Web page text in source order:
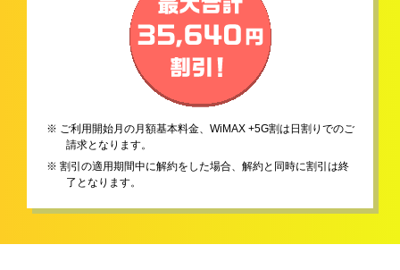
※ ご利用開始月の月額基本料金、WiMAX +5G割は日割りでのご
請求となります。
※ 割引の適用期間中に解約をした場合、解約と同時に割引は終
了となります。